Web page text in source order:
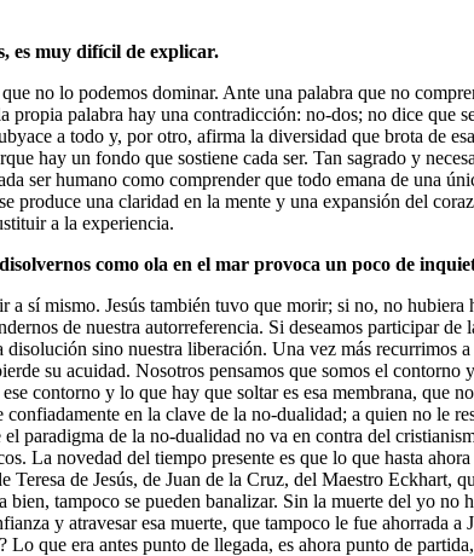
es muy difícil de explicar.
no lo podemos dominar. Ante una palabra que no
propia palabra hay una contradicción: no-dos; no dice que
a todo y, por otro, afirma la diversidad que brota de
hay un fondo que sostiene cada ser. Tan sagrado y
ser humano como comprender que todo emana de una
produce una claridad en la mente y una expansión del
a la experiencia.
como ola en el mar provoca un poco de
a sí mismo. Jesús también tuvo que morir; si no, no hubiera
de nuestra autorreferencia. Si deseamos participar de
disolución sino nuestra liberación. Una vez más recurrimos
su acuidad. Nosotros pensamos que somos el contorno
contorno y lo que hay que soltar es esa membrana, que
en la clave de la no-dualidad; a quien no le
paradigma de la no-dualidad no va en contra del
La novedad del tiempo presente es que lo que hasta
de Jesús, de Juan de la Cruz, del Maestro Eckhart,
tampoco se pueden banalizar. Sin la muerte del yo no
y atravesar esa muerte, que tampoco le fue ahorrada a
que era antes punto de llegada, es ahora punto de